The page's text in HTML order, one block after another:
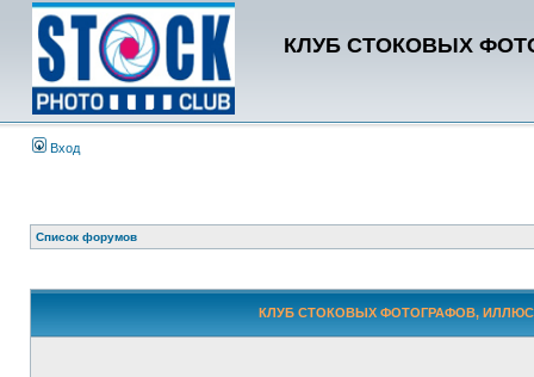
КЛУБ СТОКОВЫХ
Вход
Список форумов
КЛУБ СТОКОВЫХ ФОТОГРАФОВ,